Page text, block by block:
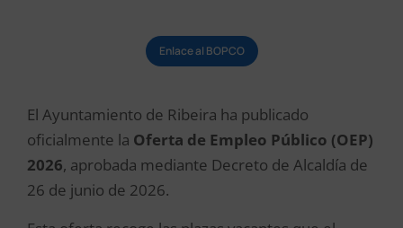
Enlace al BOPCO
El Ayuntamiento de Ribeira ha publicado
oficialmente la Oferta de Empleo Público (OEP)
2026, aprobada mediante Decreto de Alcaldía de
26 de junio de 2026.